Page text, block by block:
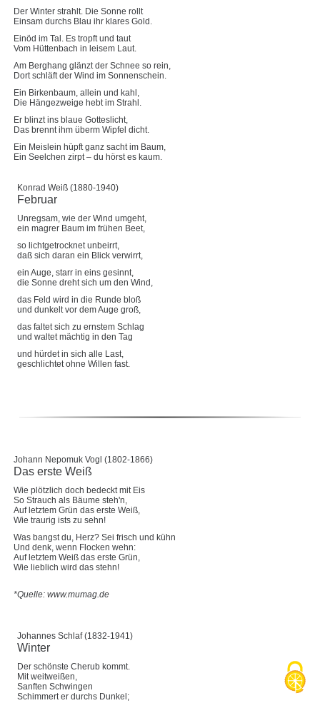
Der Winter strahlt. Die Sonne rollt
Einsam durchs Blau ihr klares Gold.
Einöd im Tal. Es tropft und taut
Vom Hüttenbach in leisem Laut.
Am Berghang glänzt der Schnee so rein,
Dort schläft der Wind im Sonnenschein.
Ein Birkenbaum, allein und kahl,
Die Hängezweige hebt im Strahl.
Er blinzt ins blaue Gotteslicht,
Das brennt ihm überm Wipfel dicht.
Ein Meislein hüpft ganz sacht im Baum,
Ein Seelchen zirpt – du hörst es kaum.
Konrad Weiß (1880-1940)
Februar
Unregsam, wie der Wind umgeht,
ein magrer Baum im frühen Beet,
so lichtgetrocknet unbeirrt,
daß sich daran ein Blick verwirrt,
ein Auge, starr in eins gesinnt,
die Sonne dreht sich um den Wind,
das Feld wird in die Runde bloß
und dunkelt vor dem Auge groß,
das faltet sich zu ernstem Schlag
und waltet mächtig in den Tag
und hürdet in sich alle Last,
geschlichtet ohne Willen fast.
Johann Nepomuk Vogl (1802-1866)
Das erste Weiß
Wie plötzlich doch bedeckt mit Eis
So Strauch als Bäume steh'n,
Auf letztem Grün das erste Weiß,
Wie traurig ists zu sehn!
Was bangst du, Herz? Sei frisch und kühn
Und denk, wenn Flocken wehn:
Auf letztem Weiß das erste Grün,
Wie lieblich wird das stehn!
*Quelle: www.mumag.de
Johannes Schlaf (1832-1941)
Winter
Der schönste Cherub kommt.
Mit weitweißen,
Sanften Schwingen
Schimmert er durchs Dunkel;